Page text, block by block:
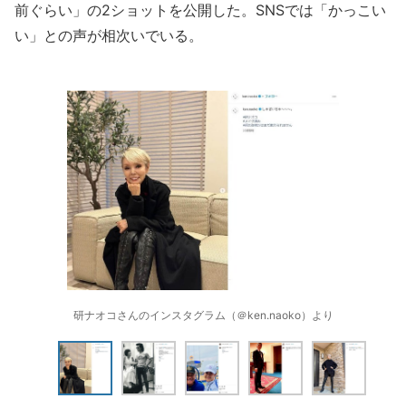
前ぐらい」の2ショットを公開した。SNSでは「かっこい
い」との声が相次いでいる。
研ナオコさんのインスタグラム（＠ken.naoko）より